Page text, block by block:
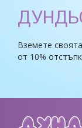
Вземете
от 10%